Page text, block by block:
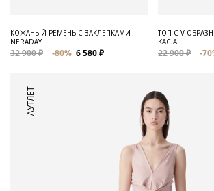
КОЖАНЫЙ РЕМЕНЬ С ЗАКЛЕПКАМИ
NERADAY
32 900 ₽ -80% 6 580 ₽
ТОП С V-
KACIA
22 900 ₽ -
АУТЛЕТ